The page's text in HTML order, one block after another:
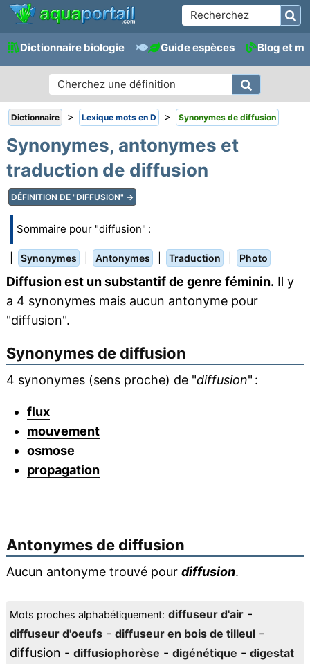
Dictionnaire biologie Guide espèces Blog et
Dictionnaire > Lexique mots en D > Synonymes de diffusion
Synonymes, antonymes et
traduction de diffusion
DÉFINITION DE "DIFFUSION" →
Sommaire pour "diffusion" :
Synonymes Antonymes Traduction Photo
Diffusion est un substantif de genre féminin. Il y
a 4 synonymes mais aucun antonyme pour
"diffusion".
Synonymes de diffusion
4 synonymes (sens proche) de "diffusion" :
flux
mouvement
osmose
propagation
Antonymes de diffusion
Aucun antonyme trouvé pour diffusion.
Mots proches alphabétiquement: diffuseur d'air-
diffuseur d'oeufs- diffuseur en bois de tilleul-
diffusion - diffusiophorèse - digénétique - digestat